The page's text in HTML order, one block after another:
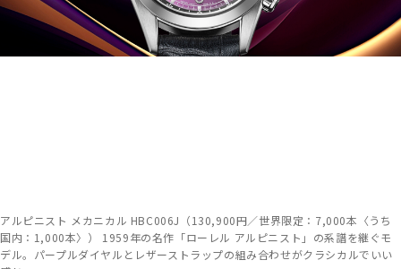
アルピニスト メカニカル HBC006J（130,900円／世界限定：7,000本〈うち
国内：1,000本〉） 1959年の名作「ローレル アルピニスト」の系譜を継ぐモ
デル。パープルダイヤルとレザーストラップの組み合わせがクラシカルでいい